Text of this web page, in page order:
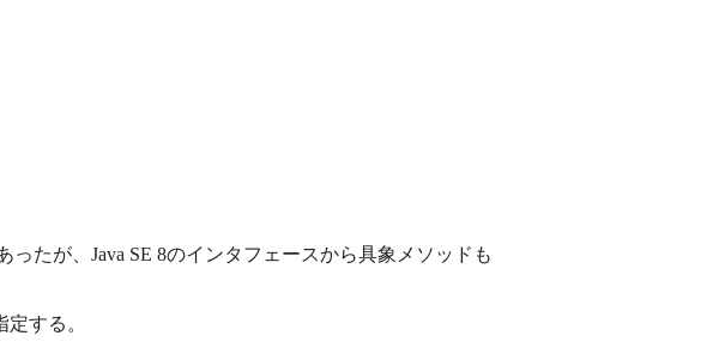
たが、Java SE 8のインタフェースから具象メソッドも
する。